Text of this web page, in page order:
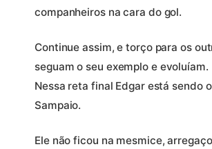
companheiros na cara do gol.
Continue assim, e torço para os
seguam o seu exemplo e evoluíam.
Nessa reta final Edgar está sendo
Sampaio.
Ele não ficou na mesmice,